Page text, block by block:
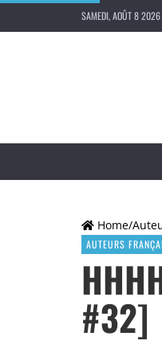
SAMEDI, AOÛT 8 2026
Home/
AUTEURS
#32]